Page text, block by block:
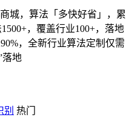
城，算法「多快好省」，累
，覆盖行业100+，落地
，全新行业算法定制仅需
落地
别 热门